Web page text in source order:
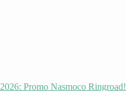
Promo Nasmoco Ringroad!